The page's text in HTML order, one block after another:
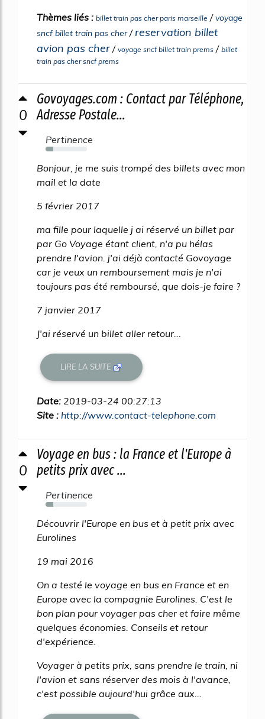
Thèmes liés : billet train pas cher paris marseille /voyage
sncf billet train pas cher/ reservation billet
avion pas cher / voyage sncf billet train prems / billet
train pas cher sncf prems
0
Govoyages.com : Contact par Téléphone,
Adresse Postale...
Pertinence
19%
Bonjour, je me suis trompé des billets avec mon
mail et la date
5 février 2017
ma fille pour laquelle j ai réservé un billet par
par Go Voyage étant client, n'a pu hélas
prendre l'avion. j'ai déjà contacté Govoyage
car je veux un remboursement mais je n'ai
toujours pas été remboursé, que dois-je faire ?
7 janvier 2017
J'ai réservé un billet aller retour...
LIRE LA SUITE
Date: 2019-03-24 00:27:13
Site : http://www.contact-telephone.com
0
Voyage en bus : la France et l'Europe à
petits prix avec ...
Pertinence
19%
Découvrir l'Europe en bus et à petit prix avec
Eurolines
19 mai 2016
On a testé le voyage en bus en France et en
Europe avec la compagnie Eurolines. C'est le
bon plan pour voyager pas cher et faire même
quelques économies. Conseils et retour
d'expérience.
Voyager à petits prix, sans prendre le train, ni
l'avion et sans réserver des mois à l'avance,
c'est possible aujourd'hui grâce aux...